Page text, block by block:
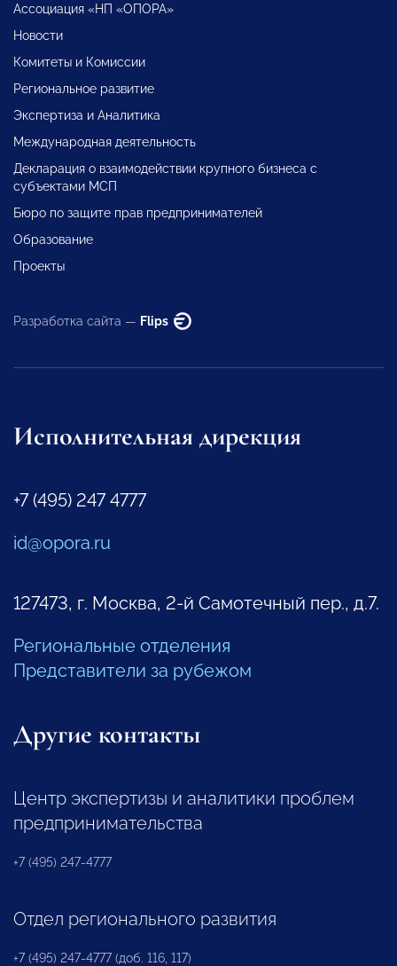
Ассоциация «НП «ОПОРА»
Новости
Комитеты и Комиссии
Региональное развитие
Экспертиза и Аналитика
Международная деятельность
Декларация о взаимодействии крупного бизнеса с
субъектами МСП
Бюро по защите прав предпринимателей
Образование
Проекты
Разработка сайта — Flips
Исполнительная дирекция
+7 (495) 247 4777
id@opora.ru
127473, г. Москва, 2-й Самотечный пер., д.7.
Региональные отделения
Представители за рубежом
Другие контакты
Центр экспертизы и аналитики проблем
предпринимательства
+7 (495) 247-4777
Отдел регионального развития
+7 (495) 247-4777 (доб. 116, 117)